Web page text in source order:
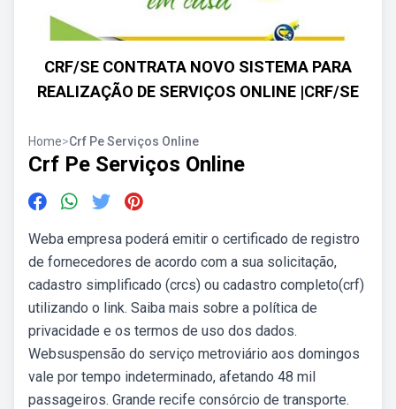
CRF/SE CONTRATA NOVO SISTEMA PARA
REALIZAÇÃO DE SERVIÇOS ONLINE |CRF/SE
Home>Crf Pe Serviços Online
Crf Pe Serviços Online
Weba empresa poderá emitir o certificado de registro
de fornecedores de acordo com a sua solicitação,
cadastro simplificado (crcs) ou cadastro completo(crf)
utilizando o link. Saiba mais sobre a política de
privacidade e os termos de uso dos dados.
Websuspensão do serviço metroviário aos domingos
vale por tempo indeterminado, afetando 48 mil
passageiros. Grande recife consórcio de transporte.